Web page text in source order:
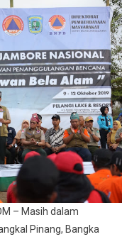
– Masih dalam
Pinang, Bangka